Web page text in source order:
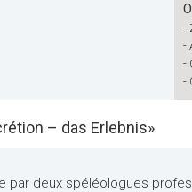
-
-
-
-
– das Erlebnis»
par deux spéléologues